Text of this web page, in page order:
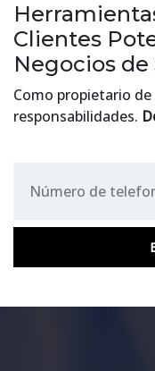
Clientes
Negocios de
Como propietario
responsabilidades.